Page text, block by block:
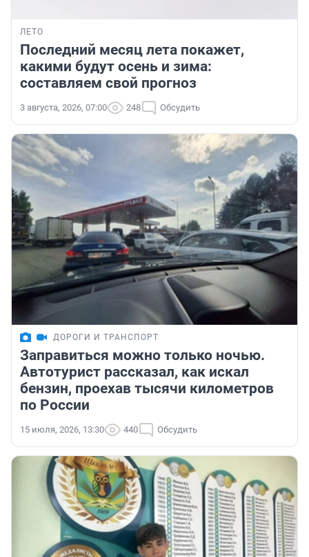
ЛЕТО
Последний месяц лета покажет,
какими будут осень и зима:
составляем свой прогноз
3 августа, 2026, 07:00 248 Обсудить
ДОРОГИ И ТРАНСПОРТ
Заправиться можно только ночью.
Автотурист рассказал, как искал
бензин, проехав тысячи километров
по России
15 июля, 2026, 13:30 440 Обсудить